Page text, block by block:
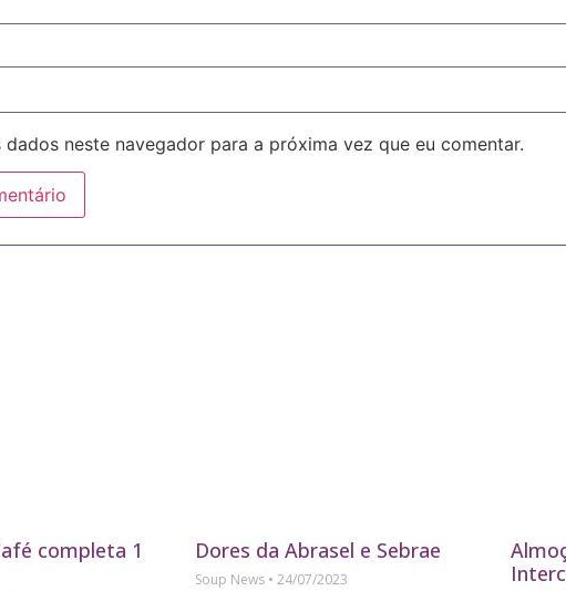
dados neste navegador para a próxima vez que eu comentar.
completa 1
Dores da Abrasel e Sebrae
Soup News
24/07/2023